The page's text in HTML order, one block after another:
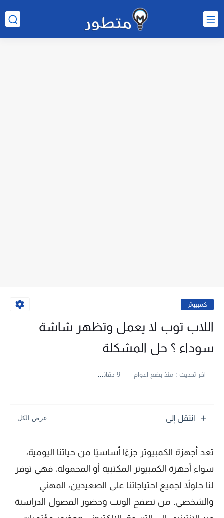
كمبيوتر
اللاب توب لا يعمل وتظهر شاشة
سوداء ؟ حل المشكلة
اخر تحديث :منذ بضع اعوام 9 دقائق للقراءة
انتقل إلى
تعد أجهزة الكمبيوتر جزءًا أساسيًا من حياتنا اليومية،
سواء أجهزة الكمبيوتر المكتبية أو المحمولة، فهي توفر
لنا حلولاً لجميع احتياجاتنا على الصعيدين، المهني
والشخصي. من تصفح الويب وحضور الفصول الدراسية